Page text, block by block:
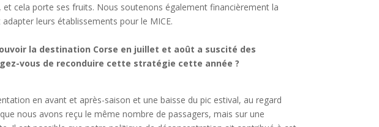
cela porte ses fruits. Nous soutenons également financièrement la
leurs établissements pour le MICE.
la destination Corse en juillet et août a suscité des
vous de reconduire cette stratégie cette année ?
en avant et après-saison et une baisse du pic estival, au regard
nous avons reçu le même nombre de passagers, mais sur une